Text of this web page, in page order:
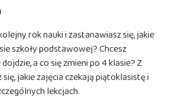
rok nauki i zastanawiasz się, jakie
szkoły podstawowej? Chcesz
a co się zmieni po 4 klasie? Z
jakie zajęcia czekają piątoklasistę i
lekcjach.